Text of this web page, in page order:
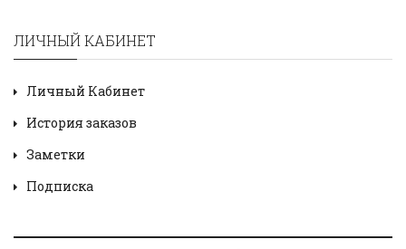
ЛИЧНЫЙ КАБИНЕТ
Личный Кабинет
История заказов
Заметки
Подписка